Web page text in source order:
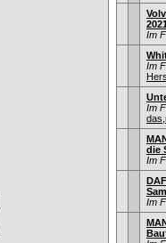
Im
Im
Im
die
Im
Im